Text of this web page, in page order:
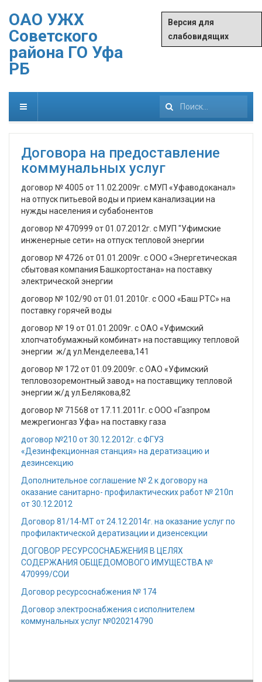
ОАО УЖХ
Советского
района ГО Уфа
РБ
Версия для
слабовидящих
Искать...
Договора на предоставление
коммунальных услуг
договор № 4005 от 11.02.2009г. с МУП «Уфаводоканал»
на отпуск питьевой воды и прием канализации на
нужды населения и субабонентов
договор № 470999 от 01.07.2012г. с МУП "Уфимские
инженерные сети» на отпуск тепловой энергии
договор № 4726 от 01.01.2009г. с ООО «Энергетическая
сбытовая компания Башкортостана» на поставку
электрической энергии
договор № 102/90 от 01.01.2010г. с ООО «Баш РТС» на
поставку горячей воды
договор № 19 от 01.01.2009г. с ОАО «Уфимский
хлопчатобумажный комбинат» на поставщику тепловой
энергии ж/д ул.Менделеева,141
договор № 172 от 01.09.2009г. с ОАО «Уфимский
тепловозоремонтный завод» на поставщику тепловой
энергии ж/д ул.Белякова,82
договор № 71568 от 17.11.2011г. с ООО «Газпром
межрегионгаз Уфа» на поставку газа
договор №210 от 30.12.2012г. с ФГУЗ
«Дезинфекционная станция» на дератизацию и
дезинсекцию
Дополнительное соглашение № 2 к договору на
оказание санитарно- профилактических работ № 210п
от 30.12.2012
Договор 81/14-МТ от 24.12.2014г. на оказание услуг по
профилактической дератизации и дизенсекции
ДОГОВОР РЕСУРСОСНАБЖЕНИЯ В ЦЕЛЯХ
СОДЕРЖАНИЯ ОБЩЕДОМОВОГО ИМУЩЕСТВА №
470999/СОИ
Договор ресурсоснабжения № 174
Договор электроснабжения с исполнителем
коммунальных услуг №020214790